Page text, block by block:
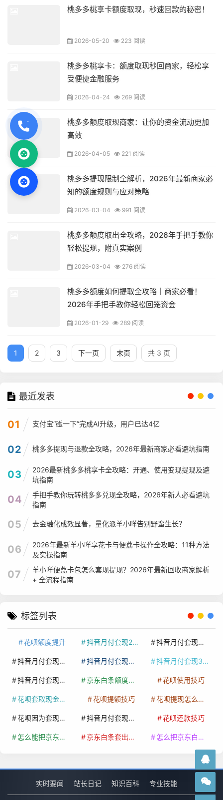
桃多多桃享卡额度取现，秒速回款的秘密！
2026-05-20 223 阅读
桃多多桃享卡：额度取现秒回商家，轻松享
受便捷金融服务
2026-04-24 269 阅读
桃多多额度取现商家：让你的资金流动更加
高效
2026-04-05 221 阅读
桃多多提现限制全解析，2026年最新商家必
知的额度规则与应对策略
2026-03-04 991 阅读
桃多多额度取出全攻略，2026年手把手教你
轻松提现，附真实案例
2026-03-04 276 阅读
桃多多额度如何提取全攻略｜商家必看！
2026年手把手教你轻松回笼资金
2026-01-29 289 阅读
1 2 3 下一页 末页 共 3 页
最近发表
01 支付宝“碰一下”完成AI升级，用户已达4亿
02 桃多多提现与退款全攻略，2026年最新商家必看避坑指南
03
2026最新桃多多桃享卡全攻略：开通、使用变现提现及避
坑指南
04
手把手教你玩转桃多多兑现全攻略，2026年新人必看避坑
指南
05 去金融化成效显著，量化派羊小咩告别野蛮生长？
06
2026年最新羊小咩享花卡与便荔卡操作全攻略：11种方法
及实操指南
07
羊小咩便荔卡包怎么套现提现？2026年最新回收商家解析
+ 全流程指南
标签列表
花呗额度提升 抖音月付套现24小时接单 抖音月付套现怎么套
抖音月付套现多少手续费 抖音月付套现商家有哪些 抖音月付套现30秒技巧
抖音月付套现最新方法 京东白条额度提升 花呗使用技巧
花呗套取现金最佳方法 花呗提额技巧 花呗提现怎么操作
花呗因为套现被限额了这种情况要多久才会好 抖音月付套现秒回100起 花呗还款技巧
怎么能把京东白条额度钱套出来 京东白条套出来手续费多少 怎么把京东白条的钱取出来
实时要闻 站长日记 知识百科 专业技能